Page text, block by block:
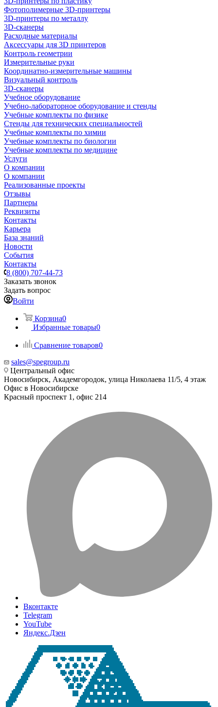
Фотополимерные 3D-принтеры
3D-принтеры по металлу
3D-сканеры
Расходные материалы
Аксессуары для 3D принтеров
Контроль геометрии
Измерительные руки
Координатно-измерительные машины
Визуальный контроль
3D-сканеры
Учебное оборудование
Учебно-лабораторное оборудование и стенды
Учебные комплекты по физике
Стенды для технических специальностей
Учебные комплекты по химии
Учебные комплекты по биологии
Учебные комплекты по медицине
Услуги
О компании
О компании
Реализованные проекты
Отзывы
Партнеры
Реквизиты
Контакты
Карьера
База знаний
Новости
События
Контакты
8 (800) 707-44-73
Заказать звонок
Задать вопрос
Войти
Корзина0
Избранные товары0
Сравнение товаров0
sales@spegroup.ru
Центральный офис
Новосибирск, Академгородок, улица Николаева 11/5, 4 этаж
Офис в Новосибирске
Красный проспект 1, офис 214
Вконтакте
Telegram
YouTube
Яндекс.Дзен